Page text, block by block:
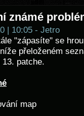
známé
| 10:05 - Jetro
"zápasíte" se
přeloženém
patche.
map